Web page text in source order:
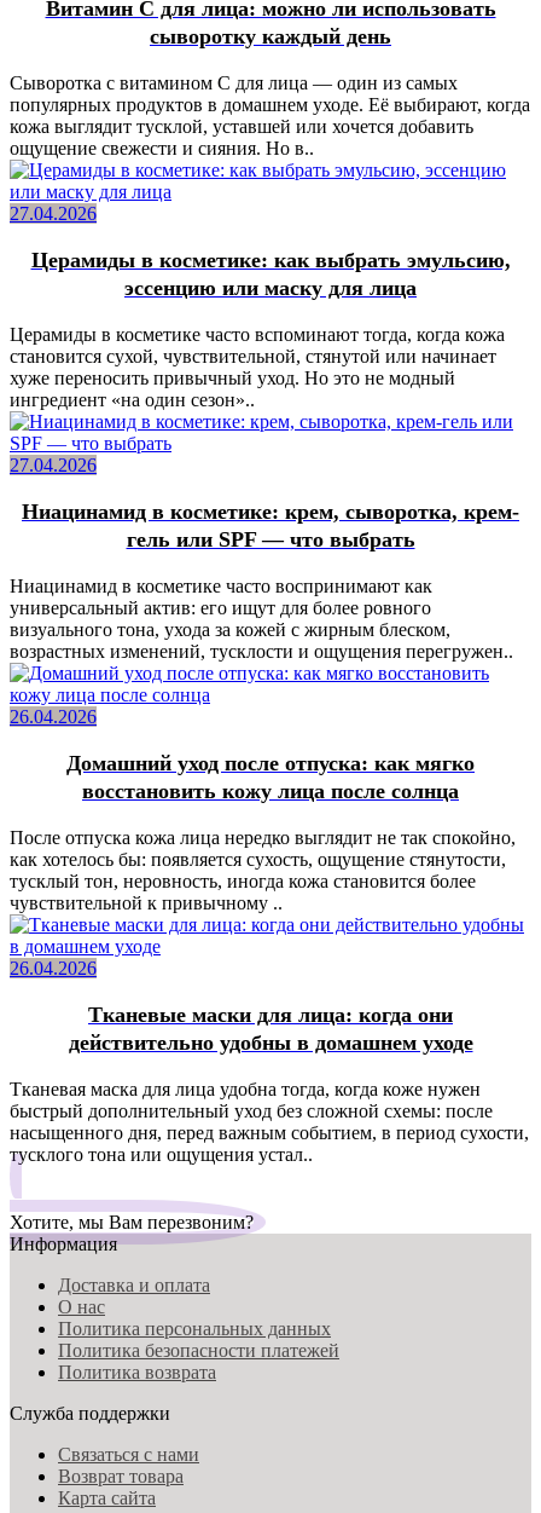
Витамин C для лица: можно ли использовать
сыворотку каждый день
Сыворотка с витамином C для лица — один из самых
популярных продуктов в домашнем уходе. Её выбирают, когда
кожа выглядит тусклой, уставшей или хочется добавить
ощущение свежести и сияния. Но в..
27.04.2026
Церамиды в косметике: как выбрать эмульсию,
эссенцию или маску для лица
Церамиды в косметике часто вспоминают тогда, когда кожа
становится сухой, чувствительной, стянутой или начинает
хуже переносить привычный уход. Но это не модный
ингредиент «на один сезон»..
27.04.2026
Ниацинамид в косметике: крем, сыворотка, крем-
гель или SPF — что выбрать
Ниацинамид в косметике часто воспринимают как
универсальный актив: его ищут для более ровного
визуального тона, ухода за кожей с жирным блеском,
возрастных изменений, тусклости и ощущения перегружен..
26.04.2026
Домашний уход после отпуска: как мягко
восстановить кожу лица после солнца
После отпуска кожа лица нередко выглядит не так спокойно,
как хотелось бы: появляется сухость, ощущение стянутости,
тусклый тон, неровность, иногда кожа становится более
чувствительной к привычному ..
26.04.2026
Тканевые маски для лица: когда они
действительно удобны в домашнем уходе
Тканевая маска для лица удобна тогда, когда коже нужен
быстрый дополнительный уход без сложной схемы: после
насыщенного дня, перед важным событием, в период сухости,
тусклого тона или ощущения устал..
Хотите, мы Вам перезвоним?
Информация
Доставка и оплата
О нас
Политика персональных данных
Политика безопасности платежей
Политика возврата
Служба поддержки
Связаться с нами
Возврат товара
Карта сайта